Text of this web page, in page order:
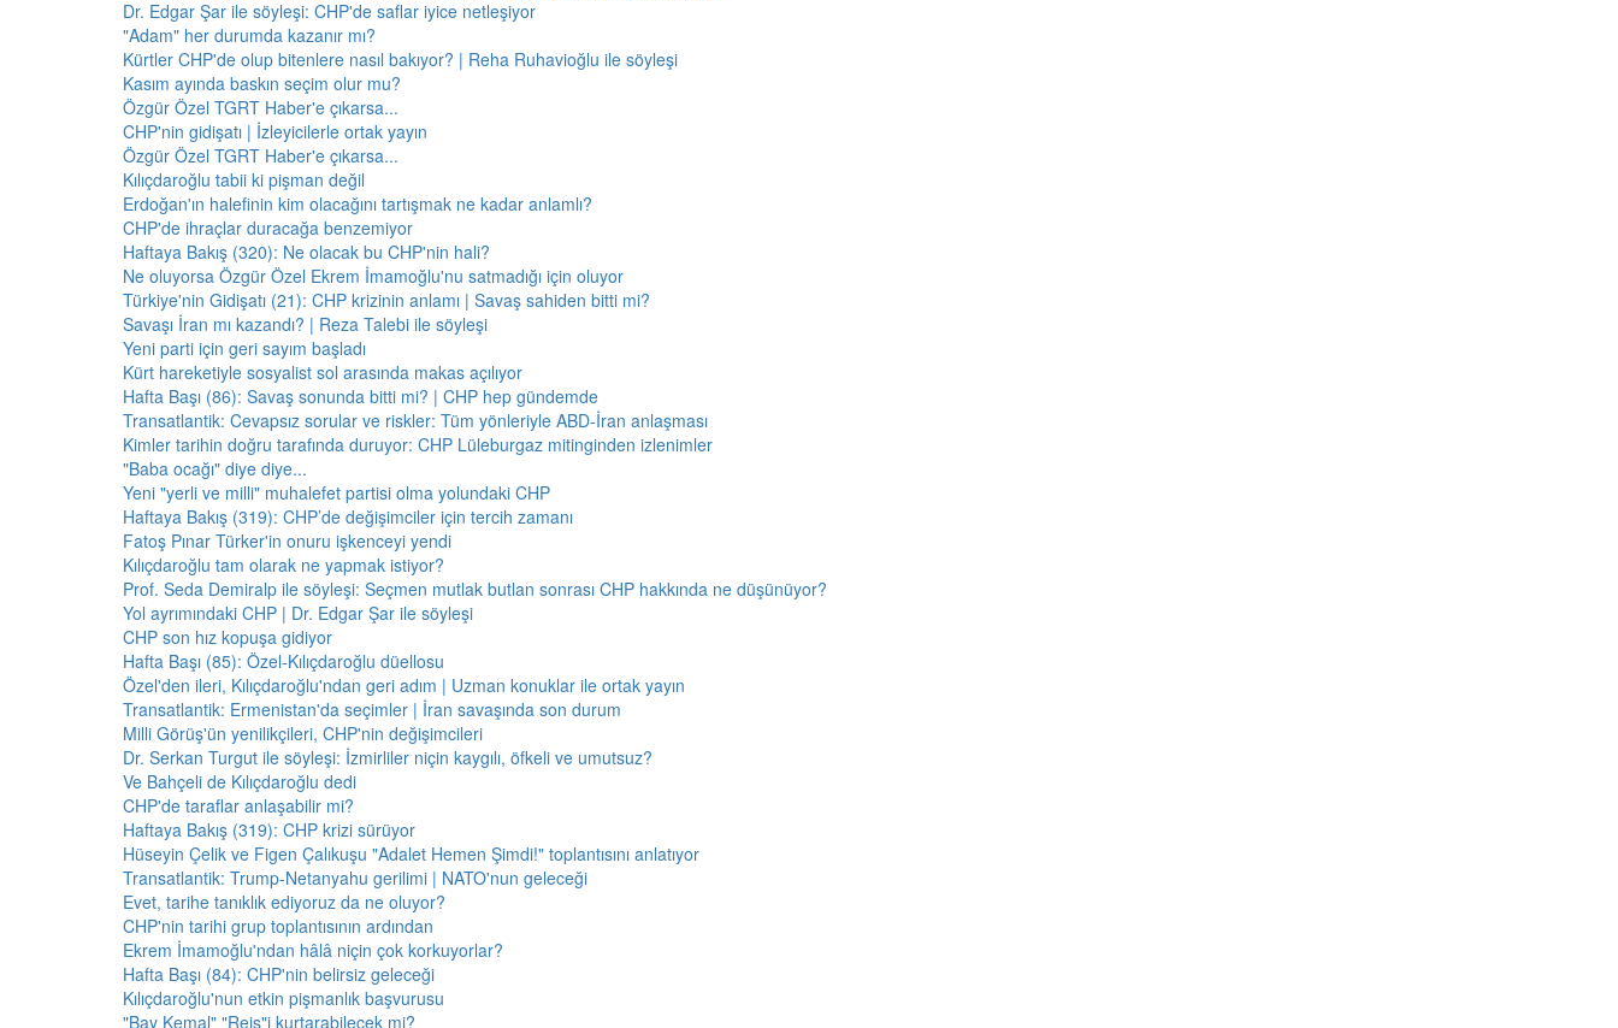
Dr. Edgar Şar ile söyleşi: CHP'de saflar iyice netleşiyor
"Adam" her durumda kazanır mı?
Kürtler CHP'de olup bitenlere nasıl bakıyor? | Reha Ruhavioğlu ile söyleşi
Kasım ayında baskın seçim olur mu?
Özgür Özel TGRT Haber'e çıkarsa...
CHP'nin gidişatı | İzleyicilerle ortak yayın
Özgür Özel TGRT Haber'e çıkarsa...
Kılıçdaroğlu tabii ki pişman değil
Erdoğan'ın halefinin kim olacağını tartışmak ne kadar anlamlı?
CHP'de ihraçlar duracağa benzemiyor
Haftaya Bakış (320): Ne olacak bu CHP'nin hali?
Ne oluyorsa Özgür Özel Ekrem İmamoğlu'nu satmadığı için oluyor
Türkiye'nin Gidişatı (21): CHP krizinin anlamı | Savaş sahiden bitti mi?
Savaşı İran mı kazandı? | Reza Talebi ile söyleşi
Yeni parti için geri sayım başladı
Kürt hareketiyle sosyalist sol arasında makas açılıyor
Hafta Başı (86): Savaş sonunda bitti mi? | CHP hep gündemde
Transatlantik: Cevapsız sorular ve riskler: Tüm yönleriyle ABD-İran anlaşması
Kimler tarihin doğru tarafında duruyor: CHP Lüleburgaz mitinginden izlenimler
"Baba ocağı" diye diye...
Yeni "yerli ve milli" muhalefet partisi olma yolundaki CHP
Haftaya Bakış (319): CHP’de değişimciler için tercih zamanı
Fatoş Pınar Türker'in onuru işkenceyi yendi
Kılıçdaroğlu tam olarak ne yapmak istiyor?
Prof. Seda Demiralp ile söyleşi: Seçmen mutlak butlan sonrası CHP hakkında ne düşünüyor?
Yol ayrımındaki CHP | Dr. Edgar Şar ile söyleşi
CHP son hız kopuşa gidiyor
Hafta Başı (85): Özel-Kılıçdaroğlu düellosu
Özel'den ileri, Kılıçdaroğlu'ndan geri adım | Uzman konuklar ile ortak yayın
Transatlantik: Ermenistan'da seçimler | İran savaşında son durum
Milli Görüş'ün yenilikçileri, CHP'nin değişimcileri
Dr. Serkan Turgut ile söyleşi: İzmirliler niçin kaygılı, öfkeli ve umutsuz?
Ve Bahçeli de Kılıçdaroğlu dedi
CHP'de taraflar anlaşabilir mi?
Haftaya Bakış (319): CHP krizi sürüyor
Hüseyin Çelik ve Figen Çalıkuşu "Adalet Hemen Şimdi!" toplantısını anlatıyor
Transatlantik: Trump-Netanyahu gerilimi | NATO'nun geleceği
Evet, tarihe tanıklık ediyoruz da ne oluyor?
CHP'nin tarihi grup toplantısının ardından
Ekrem İmamoğlu'ndan hâlâ niçin çok korkuyorlar?
Hafta Başı (84): CHP'nin belirsiz geleceği
Kılıçdaroğlu'nun etkin pişmanlık başvurusu
"Bay Kemal" "Reis"i kurtarabilecek mi?